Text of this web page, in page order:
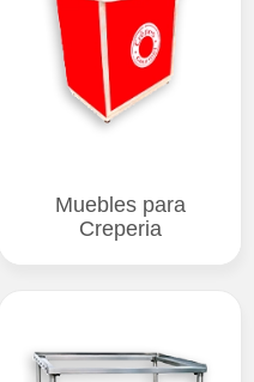
Muebles para
Creperia